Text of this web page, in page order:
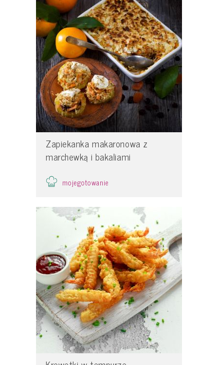
Zapiekanka makaronowa z
marchewką i bakaliami
mojegotowanie